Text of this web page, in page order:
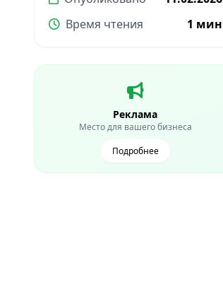
Время чтения
1 мин
Реклама
Место для вашего бизнеса
Подробнее